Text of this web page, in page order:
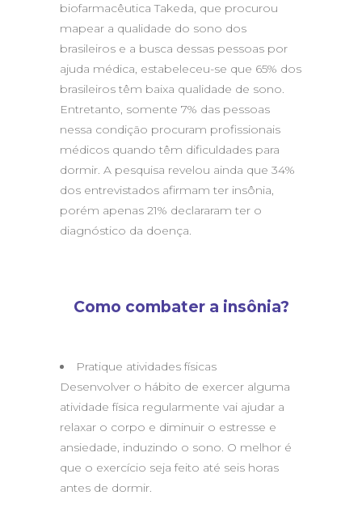
biofarmacêutica Takeda, que procurou
mapear a qualidade do sono dos
brasileiros e a busca dessas pessoas por
ajuda médica, estabeleceu-se que 65% dos
brasileiros têm baixa qualidade de sono.
Entretanto, somente 7% das pessoas
nessa condição procuram profissionais
médicos quando têm dificuldades para
dormir. A pesquisa revelou ainda que 34%
dos entrevistados afirmam ter insônia,
porém apenas 21% declararam ter o
diagnóstico da doença.
Como combater a insônia?
Pratique atividades físicas
Desenvolver o hábito de exercer alguma
atividade física regularmente vai ajudar a
relaxar o corpo e diminuir o estresse e
ansiedade, induzindo o sono. O melhor é
que o exercício seja feito até seis horas
antes de dormir.